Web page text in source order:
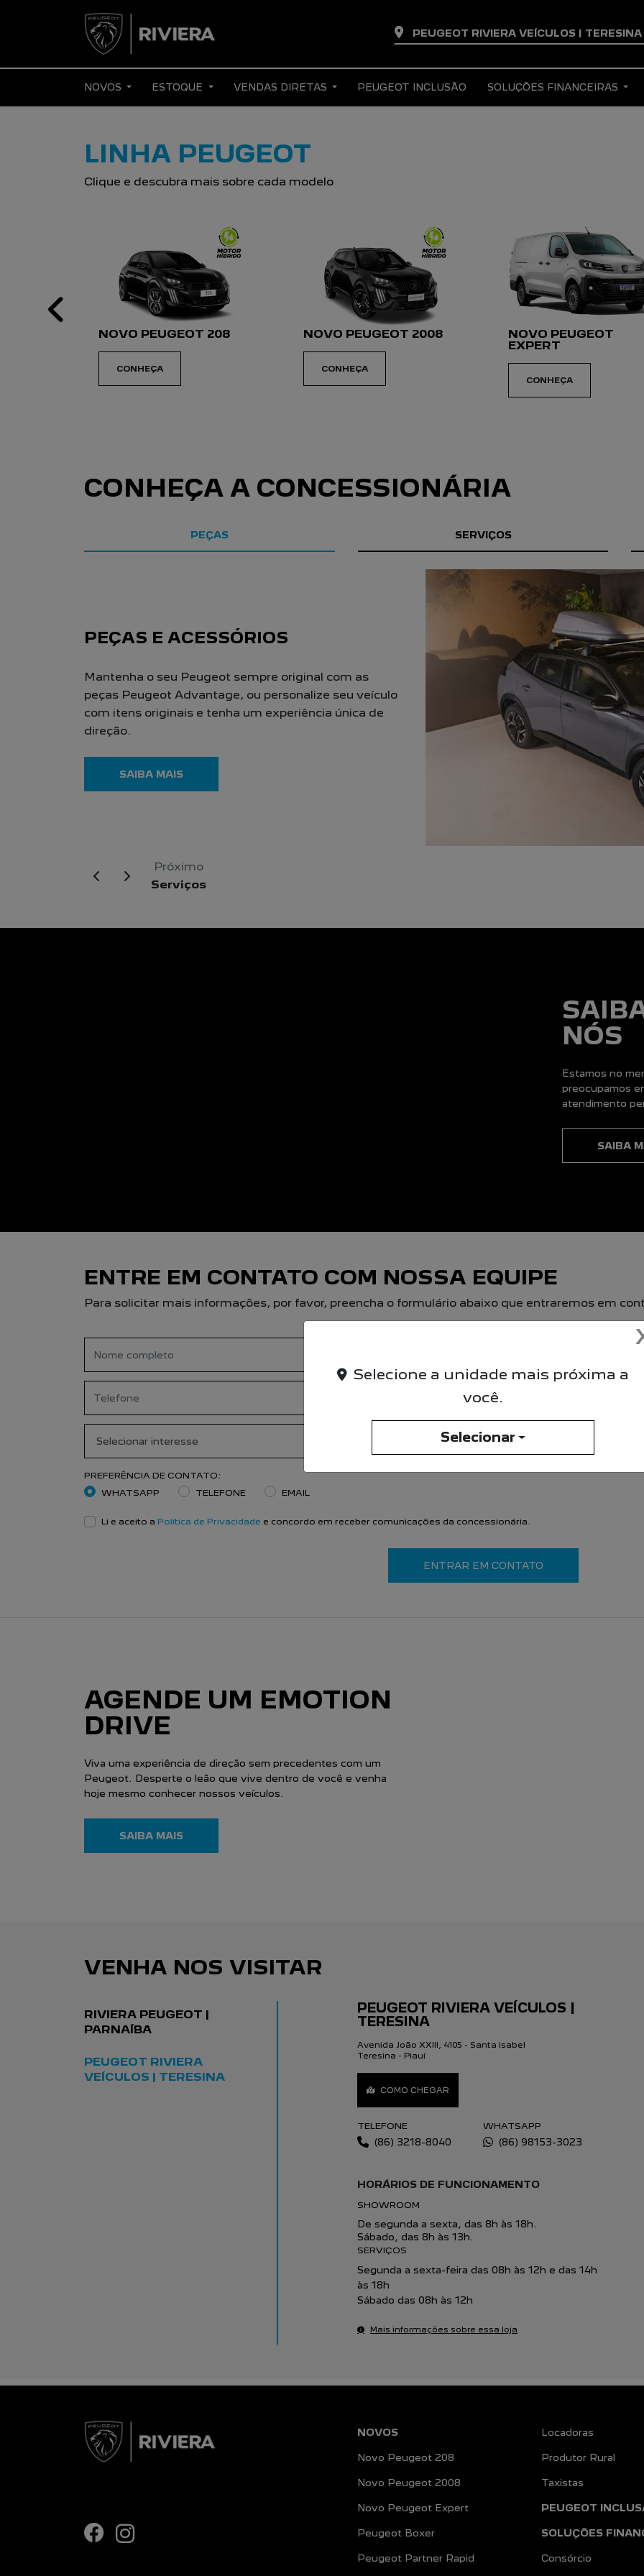
PEUGEOT RIVIERA VEÍCULOS | TERESINA
NOVOS ESTOQUE VENDAS DIRETAS PEUGEOT INCLUSÃO SOLUÇÕES FINANCEIRAS
LINHA PEUGEOT
Clique e descubra mais sobre cada modelo
NOVO PEUGEOT 208
CONHEÇA
NOVO PEUGEOT 2008
CONHEÇA
NOVO PEUGEOT
EXPERT
CONHEÇA
Previous
CONHEÇA A CONCESSIONÁRIA
PEÇAS SERVIÇOS
PEÇAS E ACESSÓRIOS
Mantenha o seu Peugeot sempre original com as
peças Peugeot Advantage, ou personalize seu veículo
com itens originais e tenha um experiência única de
direção.
SAIBA MAIS
Próximo
Serviços
NÓS
Estamos no
preocupamos
atendimento
SAIBA
ENTRE EM CONTATO COM NOSSA EQUIPE
Para solicitar mais informações, por favor, preencha o formulário abaixo que entraremos em
PREFERÊNCIA DE CONTATO:
WHATSAPP
TELEFONE EMAIL
Li e aceito a Política de Privacidade e concordo em receber comunicações da concessionária.
ENTRAR EM CONTATO
AGENDE UM EMOTION
DRIVE
Viva uma experiência de direção sem precedentes com um
Peugeot. Desperte o leão que vive dentro de você e venha
hoje mesmo conhecer nossos veículos.
SAIBA MAIS
VENHA NOS VISITAR
RIVIERA PEUGEOT |
PARNAÍBA
PEUGEOT RIVIERA
VEÍCULOS | TERESINA
PEUGEOT RIVIERA VEÍCULOS |
TERESINA
Avenida João XXIII, 4105 - Santa Isabel
Teresina - Piauí
COMO CHEGAR
TELEFONE
(86) 3218-8040
WHATSAPP
(86) 98153-3023
HORÁRIOS DE FUNCIONAMENTO
SHOWROOM
De segunda a sexta, das 8h às 18h.
Sábado, das 8h às 13h.
SERVIÇOS
Segunda a sexta-feira das 08h às 12h e das 14h
às 18h
Sábado das 08h às 12h
Mais informações sobre essa loja
NOVOS
Novo Peugeot 208
Novo Peugeot 2008
Novo Peugeot Expert
Peugeot Boxer
Peugeot Partner Rapid
Locadoras
Produtor Rural
Taxistas
PEUGEOT
SOLUÇÕES
Consórcio
Selecione a unidade mais próxima a
você.
Selecionar